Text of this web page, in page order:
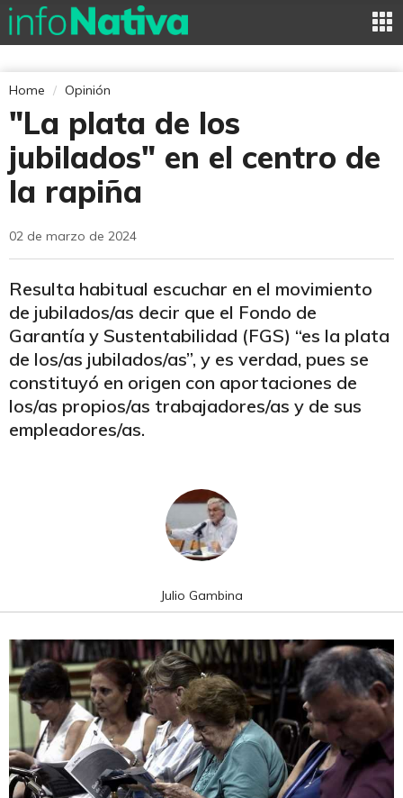
Home Opinión
"La plata de los
jubilados" en el centro de
la rapiña
02 de marzo de 2024
Resulta habitual escuchar en el movimiento
de jubilados/as decir que el Fondo de
Garantía y Sustentabilidad (FGS) “es la plata
de los/as jubilados/as”, y es verdad, pues se
constituyó en origen con aportaciones de
los/as propios/as trabajadores/as y de sus
empleadores/as.
Julio Gambina